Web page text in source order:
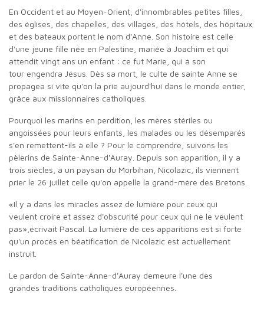
En Occident et au Moyen-Orient, d'innombrables petites filles,
des églises, des chapelles, des villages, des hôtels, des hôpitaux
et des bateaux portent le nom d'Anne. Son histoire est celle
d'une jeune fille née en Palestine, mariée à Joachim et qui
attendit vingt ans un enfant : ce fut Marie, qui à son
tour engendra Jésus. Dès sa mort, le culte de sainte Anne se
propagea si vite qu'on la prie aujourd'hui dans le monde entier,
grâce aux missionnaires catholiques.
Pourquoi les marins en perdition, les mères stériles ou
angoissées pour leurs enfants, les malades ou les désemparés
s'en remettent-ils à elle ? Pour le comprendre, suivons les
pèlerins de Sainte-Anne-d'Auray. Depuis son apparition, il y a
trois siècles, à un paysan du Morbihan, Nicolazic, ils viennent
prier le 26 juillet celle qu'on appelle la grand-mère des Bretons.
«Il y a dans les miracles assez de lumière pour ceux qui
veulent croire et assez d'obscurité pour ceux qui ne le veulent
pas»,écrivait Pascal. La lumière de ces apparitions est si forte
qu'un procès en béatification de Nicolazic est actuellement
instruit.
Le pardon de Sainte-Anne-d'Auray demeure l'une des
grandes traditions catholiques européennes.